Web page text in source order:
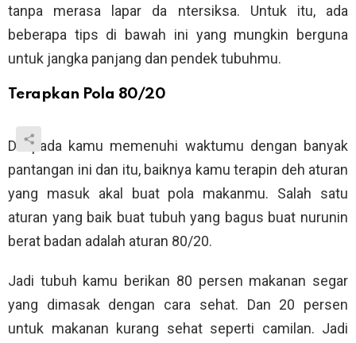
tanpa merasa lapar da ntersiksa. Untuk itu, ada
beberapa tips di bawah ini yang mungkin berguna
untuk jangka panjang dan pendek tubuhmu.
Terapkan Pola 80/20
Daripada kamu memenuhi waktumu dengan banyak
pantangan ini dan itu, baiknya kamu terapin deh aturan
yang masuk akal buat pola makanmu. Salah satu
aturan yang baik buat tubuh yang bagus buat nurunin
berat badan adalah aturan 80/20.
Jadi tubuh kamu berikan 80 persen makanan segar
yang dimasak dengan cara sehat. Dan 20 persen
untuk makanan kurang sehat seperti camilan. Jadi